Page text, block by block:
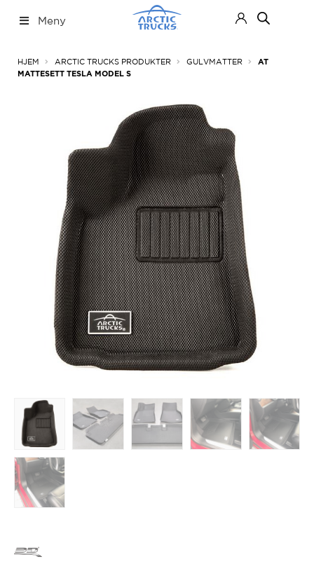
til
til
Meny
HJEM ARCTIC TRUCKS PRODUKTER GULVMATTER
AT
MATTESETT TESLA MODEL S